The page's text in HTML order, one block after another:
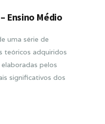
Ensino Médio
uma série de
teóricos adquiridos
pelos
significativos dos